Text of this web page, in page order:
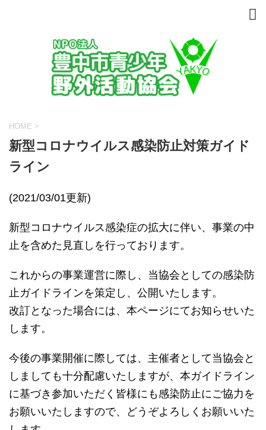
HOME >
新型コロナウイルス感染防止対策ガイド
ライン
(2021/03/01更新)
新型コロナウイルス感染症の拡大に伴い、事業の中
止を含めた見直しを行っております。
これからの事業運営に際し、当協会としての感染防
止ガイドラインを策定し、公開いたします。
改訂となった場合には、本ページにてお知らせいた
します。
今後の事業開催に際しては、主催者として当協会と
しましても十分配慮いたしますが、本ガイドライン
に基づき参加いただく皆様にも感染防止にご協力を
お願いいたしますので、どうぞよろしくお願いいた